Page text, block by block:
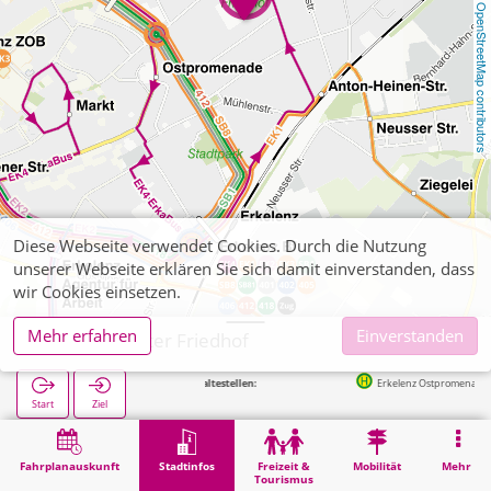
OpenStreetMap contributors
Fahrplanauskunft Stadtinfos
Freizeit &
Tourismus
Mobilität Mehr
Erkelenz, Alter Friedhof
Start Ziel
Nächste Haltestellen: Erkelenz Ostpromenade in 332m
Stadtinfos Erkelenz, Alter Friedhof
Diese Webseite verwendet Cookies. Durch die Nutzung
unserer Webseite erklären Sie sich damit einverstanden, dass
wir Cookies einsetzen.
Mehr erfahren
Einverstanden